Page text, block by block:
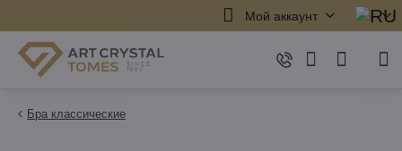
Мой аккаунт
Бра классические